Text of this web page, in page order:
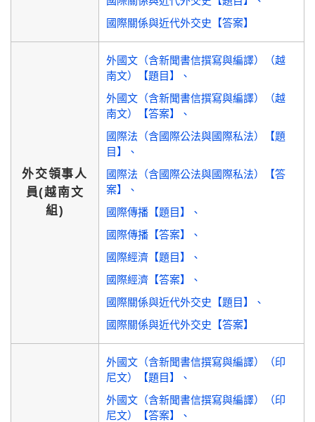
國際關係與近代外交史【答案】
外交領事人
員(越南文
組)
外國文（含新聞書信撰寫與編譯）（越
南文）【題目】
外國文（含新聞書信撰寫與編譯）（越
南文）【答案】
國際法（含國際公法與國際私法）【題
目】
國際法（含國際公法與國際私法）【答
案】
國際傳播【題目】
國際傳播【答案】
國際經濟【題目】
國際經濟【答案】
國際關係與近代外交史【題目】
國際關係與近代外交史【答案】
外國文（含新聞書信撰寫與編譯）（印
尼文）【題目】
外國文（含新聞書信撰寫與編譯）（印
尼文）【答案】